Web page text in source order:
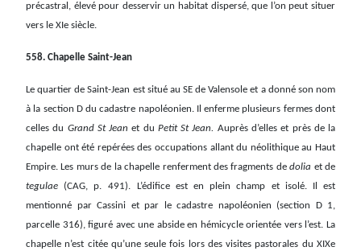
précastral, élevé pour desservir un habitat dispersé, que l’on peut situer
vers le XIe siècle.
558. Chapelle Saint-Jean
Le quartier de Saint-Jean est situé au SE de Valensole et a donné son nom
à la section D du cadastre napoléonien. Il enferme plusieurs fermes dont
celles du Grand St Jean et du Petit St Jean. Auprès d’elles et près de la
chapelle ont été repérées des occupations allant du néolithique au Haut
Empire. Les murs de la chapelle renferment des fragments dedolia et de
tegulae (CAG, p. 491).
L’édifice est en plein champ et isolé. Il est
mentionné par Cassini et par le cadastre napoléonien (section D 1,
parcelle 316), figuré avec une abside en hémicycle orientée vers l’est. La
chapelle n’est citée qu’une seule fois lors des visites pastorales du XIXe